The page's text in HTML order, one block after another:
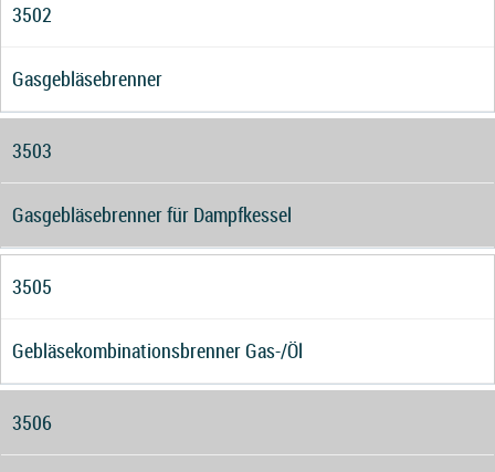
3502
Gasgebläsebrenner
3503
Gasgebläsebrenner für Dampfkessel
3505
Gebläsekombinationsbrenner Gas-/Öl
3506